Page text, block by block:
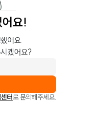
요!
어요.
겠어요?
터로 문의해주세요.